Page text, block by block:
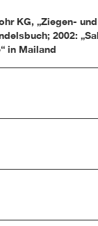
KG, „Ziegen- und
2002:
in Mailand